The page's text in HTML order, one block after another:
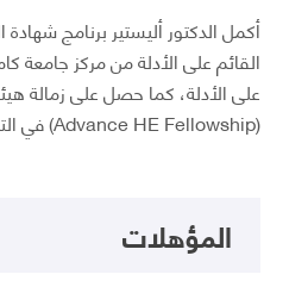
أكمل الدكتور أليستير برنامج
القائم على الأدلة من مركز جامعة
على الأدلة، كما حصل على زمالة
(Advance HE Fellowship) في التدريس.
المؤهلات